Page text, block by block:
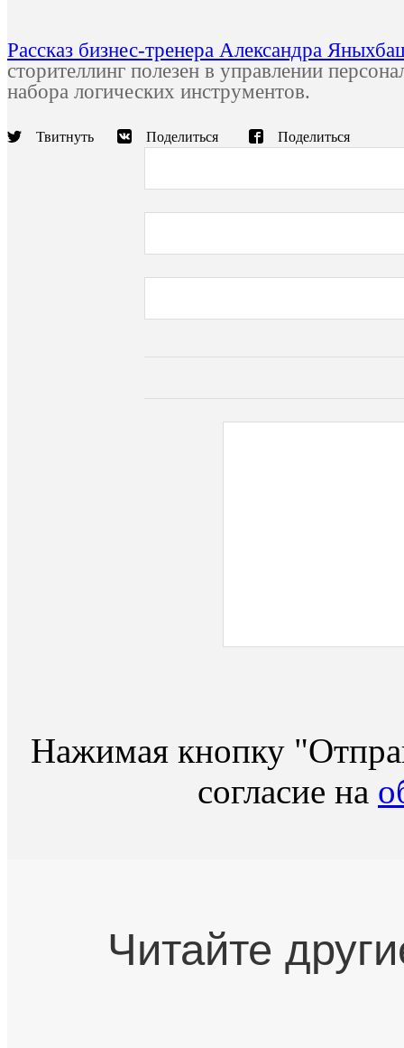
Рассказ бизнес-тренера Александра
сторителлинг полезен в управлении
набора логических инструментов.
Твитнуть Поделиться Поделиться
Нажимая кнопку
согласие на
Читайте